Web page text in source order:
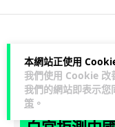
本網站正使用
我們使用 Cookie 改
我們的網站即表示您
策 。
Lawton 1 日